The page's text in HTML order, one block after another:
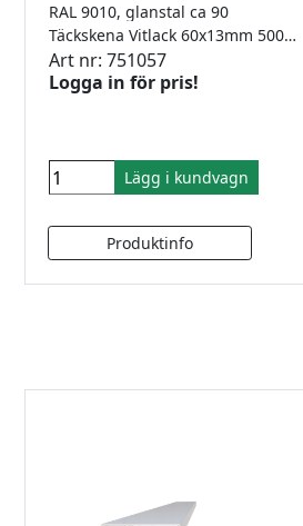
RAL 9010, glanstal ca 90
Täckskena Vitlack 60x13mm 5000mm
Art nr: 751057
Logga in för pris!
Lägg i kundvagn